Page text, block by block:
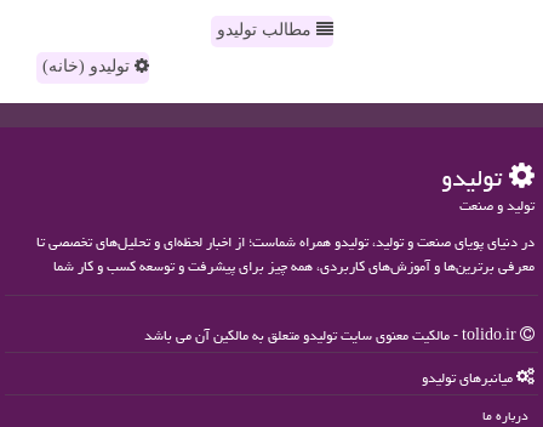
مطالب تولیدو
تولیدو (خانه)
تولیدو
تولید و صنعت
در دنیای پویای صنعت و تولید، تولیدو همراه شماست؛ از اخبار لحظه‌ای و تحلیل‌های تخصصی تا
معرفی برترین‌ها و آموزش‌های کاربردی، همه چیز برای پیشرفت و توسعه کسب و کار شما
میانبرهای تولیدو
درباره ما